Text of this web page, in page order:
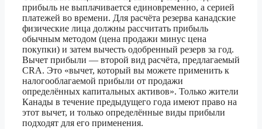
прибыль не выплачивается единовременно, а серией
платежей во времени. Для расчёта резерва канадские
физические лица должны рассчитать прибыль
обычным методом (цена продажи минус цена
покупки) и затем вычесть одобренный резерв за год.
Вычет прибыли — второй вид расчёта, предлагаемый
CRA. Это «вычет, который вы можете применить к
налогооблагаемой прибыли от продажи
определённых капитальных активов». Только жители
Канады в течение предыдущего года имеют право на
этот вычет, и только определённые виды прибыли
подходят для его применения.